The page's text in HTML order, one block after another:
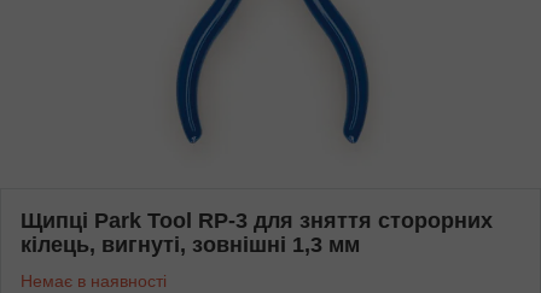
Щипці Park Tool RP-3 для зняття сторорних
кілець, вигнуті, зовнішні 1,3 мм
Немає в наявності